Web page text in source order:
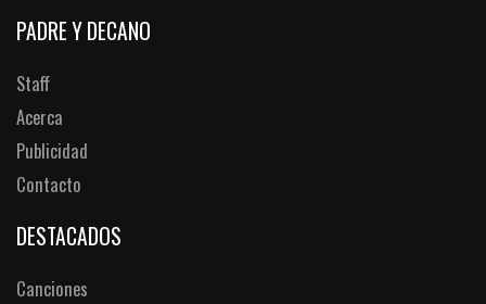
PADRE Y DECANO
Staff
Acerca
Publicidad
Contacto
DESTACADOS
Canciones